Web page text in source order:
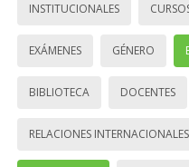
INSTITUCIONALES
EXÁMENES GÉNERO
BIBLIOTECA DOCENTES
RELACIONES INTERNACIONALES